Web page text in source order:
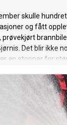
skulle
og fått
prøvekjørt
Det blir ikke
en stopper for